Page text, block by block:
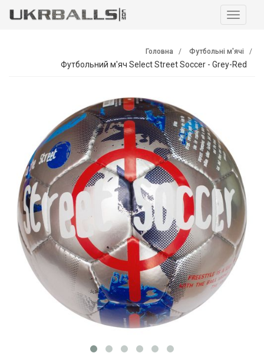
Головна Футбольні м'ячі
Футбольний м'яч Select Street Soccer - Grey-Red